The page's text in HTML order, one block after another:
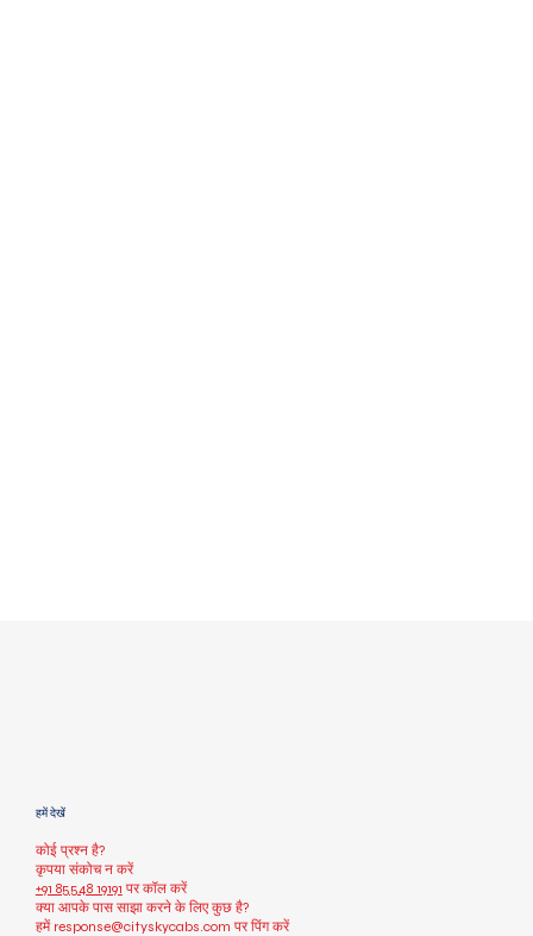
हमें देखें
कोई प्रश्न है?
कृपया संकोच न करें
+91 85548 19191 पर कॉल करें
क्या आपके पास साझा करने के लिए कुछ है?
हमें response@cityskycabs.com पर पिंग करें